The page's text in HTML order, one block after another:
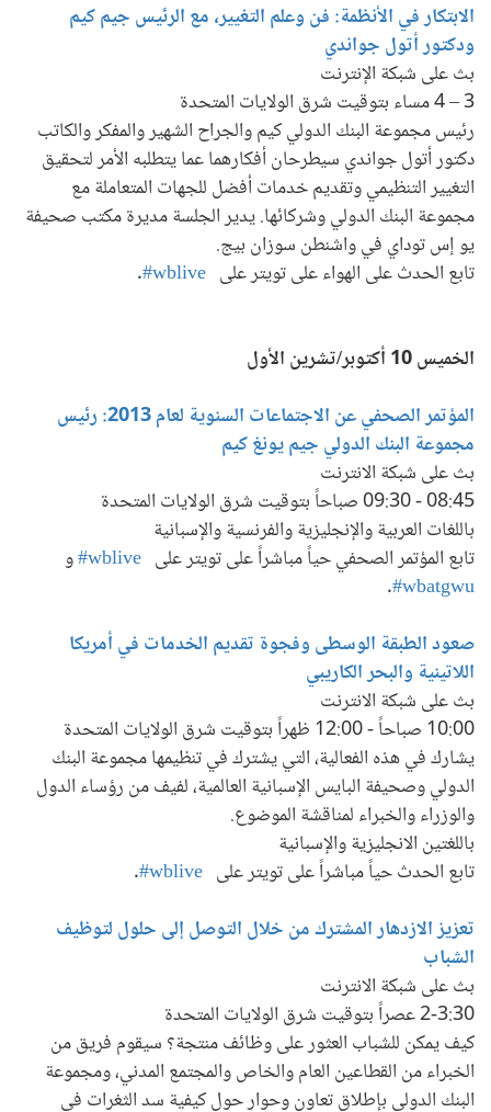
الابتكار في الأنظمة: فن وعلم التغيير، مع الرئيس جيم كيم
ودكتور أتول جواندي
بث على شبكة الإنترنت
3 – 4 مساء بتوقيت شرق الولايات المتحدة
رئيس مجموعة البنك الدولي كيم والجراح الشهير والمفكر والكاتب
دكتور أتول جواندي سيطرحان أفكارهما عما يتطلبه الأمر لتحقيق
التغيير التنظيمي وتقديم خدمات أفضل للجهات المتعاملة مع
مجموعة البنك الدولي وشركائها. يدير الجلسة مديرة مكتب صحيفة
يو إس توداي في واشنطن سوزان بيج.
تابع الحدث على الهواء على تويتر على wblive#
.
الخميس 10 أكتوبر/تشرين الأول
المؤتمر الصحفي عن الاجتماعات السنوية لعام 2013: رئيس
مجموعة البنك الدولي جيم يونغ كيم
بث على شبكة الانترنت
08:45 - 09:30 صباحاً بتوقيت شرق الولايات المتحدة
باللغات العربية والإنجليزية والفرنسية والإسبانية
تابع المؤتمر الصحفي حياً مباشراً على تويتر على wblive# و
wbatgwu#
.
صعود الطبقة الوسطى وفجوة تقديم الخدمات في أمريكا
اللاتينية والبحر الكاريبي
بث على شبكة الانترنت
10:00 صباحاً - 12:00 ظهراً بتوقيت شرق الولايات المتحدة
يشارك في هذه الفعالية، التي يشترك في تنظيمها مجموعة البنك
الدولي وصحيفة البايس الإسبانية العالمية، لفيف من رؤساء الدول
والوزراء والخبراء لمناقشة الموضوع.
باللغتين الانجليزية والإسبانية
تابع الحدث حياً مباشراً على تويتر على wblive#
.
تعزيز الازدهار المشترك من خلال التوصل إلى حلول لتوظيف
الشباب
بث على شبكة الانترنت
2-3:30 عصراً بتوقيت شرق الولايات المتحدة
كيف يمكن للشباب العثور على وظائف منتجة؟ سيقوم فريق من
الخبراء من القطاعين العام والخاص والمجتمع المدني، ومجموعة
البنك الدولي بإطلاق تعاون وحوار حول كيفية سد الثغرات في